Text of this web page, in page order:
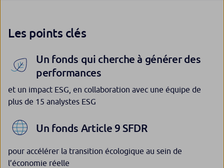
Les points clés
Un fonds qui cherche à générer des
performances
et un impact ESG, en collaboration avec une équipe de
plus de 15 analystes ESG
Un fonds Article 9 SFDR
pour accélérer la transition écologique au sein de
l’économie réelle